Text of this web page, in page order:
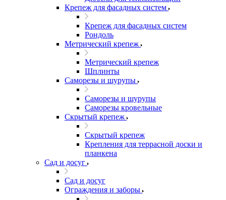
Крепеж для фасадных систем
Крепеж для фасадных систем
Рондоль
Метрический крепеж
Метрический крепеж
Шплинты
Саморезы и шурупы
Саморезы и шурупы
Саморезы кровельные
Скрытый крепеж
Скрытый крепеж
Крепления для террасной доски и
планкена
Сад и досуг
Сад и досуг
Ограждения и заборы